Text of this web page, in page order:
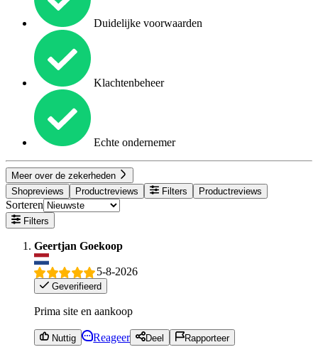
Duidelijke voorwaarden
Klachtenbeheer
Echte ondernemer
Meer over de zekerheden
Shopreviews
Productreviews Filters Productreviews
Sorteren
Filters
Geertjan Goekoop
5-8-2026
Geverifieerd
Prima site en aankoop
Nuttig Reageer Deel Rapporteer